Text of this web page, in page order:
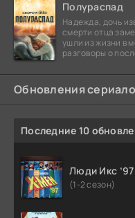
Полураспад
Надежда, дочь
смерти отца
ушли из жизни в
разговоры о
Обновления
Последние 10
Люди Икс ’97
(1-2 сезон)